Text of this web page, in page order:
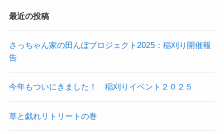
最近の投稿
さっちゃん家の田んぼプロジェクト2025：稲刈り開催報
告
今年もついにきました！ 稲刈りイベント２０２５
草と戯れリトリートの巻